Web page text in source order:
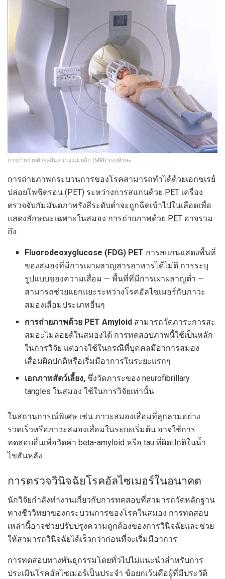
การถ่ายภาพด้วยคลื่นสนามแม่เหล็ก (MRI) ของศีรษะ
การถ่ายภาพกระบวนการของโรคสามารถทำได้ด้วยเอกซเรย์
ปล่อยโพซิตรอน (PET) ระหว่างการสแกนด้วย PET เครื่อง
ตรวจจับกัมมันตภาพรังสีระดับต่ำจะถูกฉีดเข้าไปในเลือดเพื่อ
แสดงลักษณะเฉพาะในสมอง การถ่ายภาพด้วย PET อาจรวม
ถึง:
Fluorodeoxyglucose (FDG) PET การสแกนแสดงพื้นที่
ของสมองที่มีการเผาผลาญสารอาหารได้ไม่ดี การระบุ
รูปแบบของความเสื่อม — พื้นที่ที่มีการเผาผลาญต่ำ —
สามารถช่วยแยกแยะระหว่างโรคอัลไซเมอร์กับภาวะ
สมองเสื่อมประเภทอื่นๆ
การถ่ายภาพด้วย PET Amyloid สามารถวัดภาระการสะ
สมอะไมลอยด์ในสมองได้ การทดสอบภาพนี้ใช้เป็นหลัก
ในการวิจัย แต่อาจใช้ในกรณีที่บุคคลมีอาการสมอง
เสื่อมผิดปกติหรือเริ่มมีอาการในระยะแรกๆ
เอกภาพสัตว์เลี้ยง, ซึ่งวัดภาระของ neurofibrillary
tangles ในสมอง ใช้ในการวิจัยเท่านั้น
ในสถานการณ์พิเศษ เช่น ภาวะสมองเสื่อมที่ลุกลามอย่าง
รวดเร็วหรือภาวะสมองเสื่อมในระยะเริ่มต้น อาจใช้การ
ทดสอบอื่นเพื่อวัดค่า beta-amyloid หรือ tau ที่ผิดปกติในน้ำ
ไขสันหลัง
การตรวจวินิจฉัยโรคอัลไซเมอร์ในอนาคต
นักวิจัยกำลังทำงานเกี่ยวกับการทดสอบที่สามารถวัดหลักฐาน
ทางชีววิทยาของกระบวนการของโรคในสมอง การทดสอบ
เหล่านี้อาจช่วยปรับปรุงความถูกต้องของการวินิจฉัยและช่วย
ให้สามารถวินิจฉัยได้เร็วกว่าก่อนที่จะเริ่มมีอาการ
การทดสอบทางพันธุกรรมโดยทั่วไปไม่แนะนำสำหรับการ
ประเมินโรคอัลไซเมอร์เป็นประจำ ข้อยกเว้นคือผู้ที่มีประวัติ